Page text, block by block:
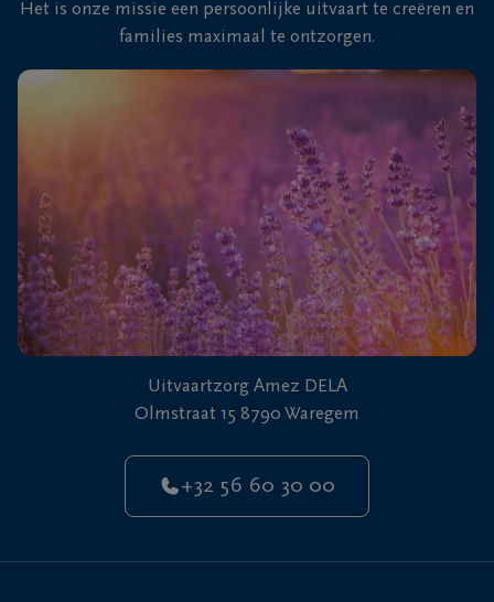
+32
60Waregem
Het is onze missie een persoonlijke uitvaart te creëren en
families maximaal te ontzorgen.
Uitvaartzorg Amez DELA
Olmstraat 15 8790 Waregem
+32 56 60 30 00